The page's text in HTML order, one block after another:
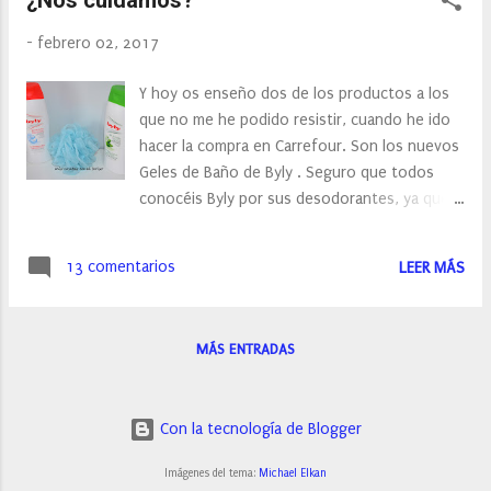
elegir según mi estado de ánimo y mi energía.
- febrero 02, 2017
Y hoy os enseño dos de los productos a los
que no me he podido resistir, cuando he ido
hacer la compra en Carrefour. Son los nuevos
Geles de Baño de Byly . Seguro que todos
conocéis Byly por sus desodorantes, ya que
lanzado al mercado sus nuevos geles de baño
hipermercados y su precio ronda los 2,30
13 comentarios LEER MÁS
MÁS ENTRADAS
Con la tecnología de Blogger
Imágenes del tema: Michael Elkan